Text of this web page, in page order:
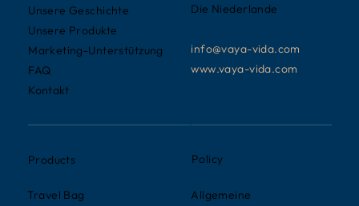
Die Niederlande
info@vaya-vida.com
www.vaya-vida.com
Unsere Geschichte
Unsere Produkte
Marketing-Unterstützung
FAQ
Kontakt
Products
Travel Bag
Policy
Allgemeine